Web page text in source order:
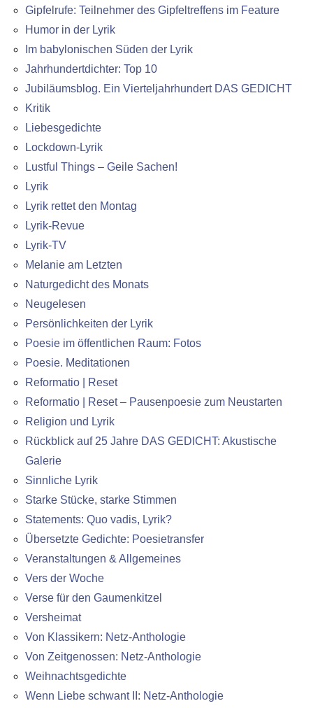
Gipfelrufe: Teilnehmer des Gipfeltreffens im Feature
Humor in der Lyrik
Im babylonischen Süden der Lyrik
Jahrhundertdichter: Top 10
Jubiläumsblog. Ein Vierteljahrhundert DAS GEDICHT
Kritik
Liebesgedichte
Lockdown-Lyrik
Lustful Things – Geile Sachen!
Lyrik
Lyrik rettet den Montag
Lyrik-Revue
Lyrik-TV
Melanie am Letzten
Naturgedicht des Monats
Neugelesen
Persönlichkeiten der Lyrik
Poesie im öffentlichen Raum: Fotos
Poesie. Meditationen
Reformatio | Reset
Reformatio | Reset – Pausenpoesie zum Neustarten
Religion und Lyrik
Rückblick auf 25 Jahre DAS GEDICHT: Akustische
Galerie
Sinnliche Lyrik
Starke Stücke, starke Stimmen
Statements: Quo vadis, Lyrik?
Übersetzte Gedichte: Poesietransfer
Veranstaltungen & Allgemeines
Vers der Woche
Verse für den Gaumenkitzel
Versheimat
Von Klassikern: Netz-Anthologie
Von Zeitgenossen: Netz-Anthologie
Weihnachtsgedichte
Wenn Liebe schwant II: Netz-Anthologie